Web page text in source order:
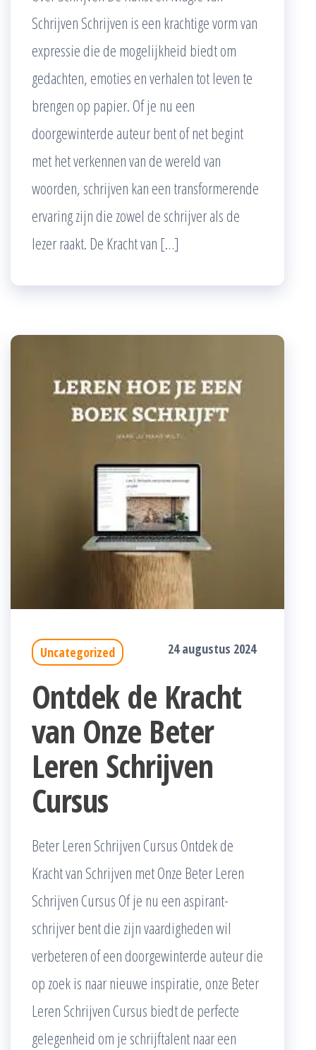
Schrijven Schrijven is een krachtige vorm van
expressie die de mogelijkheid biedt om
gedachten, emoties en verhalen tot leven te
brengen op papier. Of je nu een
doorgewinterde auteur bent of net begint
met het verkennen van de wereld van
woorden, schrijven kan een transformerende
ervaring zijn die zowel de schrijver als de
lezer raakt. De Kracht van […]
Uncategorized 24 augustus 2024
Ontdek de Kracht
van Onze Beter
Leren Schrijven
Cursus
Beter Leren Schrijven Cursus Ontdek de
Kracht van Schrijven met Onze Beter Leren
Schrijven Cursus Of je nu een aspirant-
schrijver bent die zijn vaardigheden wil
verbeteren of een doorgewinterde auteur die
op zoek is naar nieuwe inspiratie, onze Beter
Leren Schrijven Cursus biedt de perfecte
gelegenheid om je schrijftalent naar een